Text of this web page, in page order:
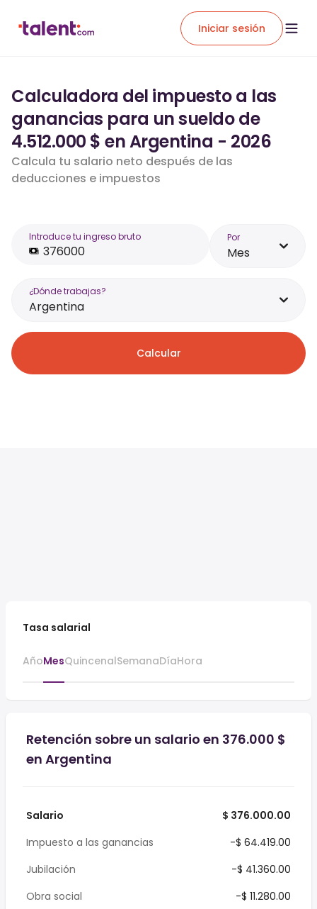
Iniciar sesión
Calculadora del impuesto a las
ganancias para un sueldo de
4.512.000 $ en Argentina - 2026
Calcula tu salario neto después de las
deducciones e impuestos
Introduce tu ingreso bruto Por
Mes
¿Dónde trabajas?
Argentina
Calcular
Tasa salarial
AñoMesQuincenalSemanaDíaHora
Retención sobre un salario en 376.000 $
en Argentina
Salario
$ 376.000.00
Impuesto a las ganancias
-$ 64.419.00
Jubilación
-$ 41.360.00
Obra social
-$ 11.280.00